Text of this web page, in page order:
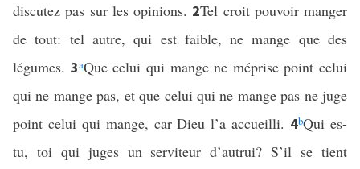
discutez pas sur les opinions. 2Tel croit pouvoir manger
de tout: tel autre, qui est faible, ne mange que des
légumes. 3aQue celui qui mange ne méprise point celui
qui ne mange pas, et que celui qui ne mange pas ne juge
point celui qui mange, car Dieu l’a accueilli. 4bQui es-
tu, toi qui juges un serviteur d’autrui? S’il se tient